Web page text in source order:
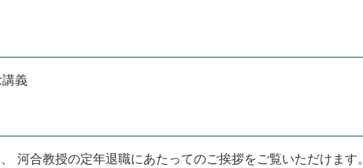
義
河合教授の定年退職にあたってのご挨拶をご覧いただけます。